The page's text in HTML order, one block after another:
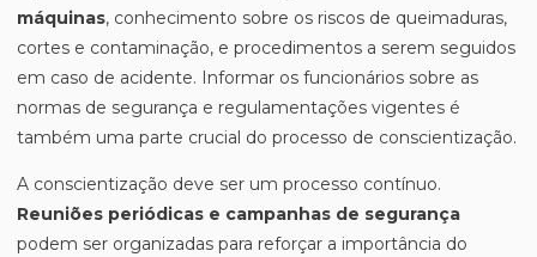
máquinas, conhecimento sobre os riscos de queimaduras,
cortes e contaminação, e procedimentos a serem seguidos
em caso de acidente. Informar os funcionários sobre as
normas de segurança e regulamentações vigentes é
também uma parte crucial do processo de conscientização.
A conscientização deve ser um processo contínuo.
Reuniões periódicas e campanhas de segurança
podem ser organizadas para reforçar a importância do